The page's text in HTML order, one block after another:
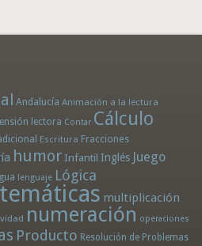
Andalucía Animación a la lectura
lectora Contar Cálculo
Escritura Fracciones
humor Infantil Inglés Juego
lenguaje Lógica
multiplicación
numeración operaciones
Producto Resolución de Problemas